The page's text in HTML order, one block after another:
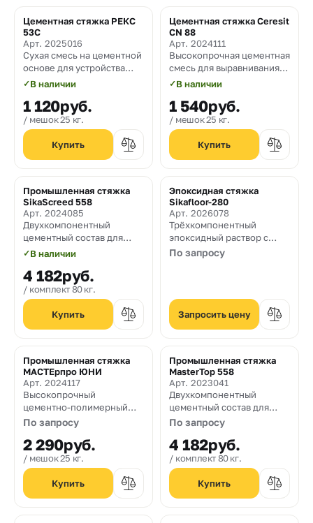
Контакты
8
800
550-
03-
sales@mpkm.org
Цементная стяжка РЕКС
53С
Арт. 2025016
Сухая смесь на цементной
основе для устройства
базовых толстостенных
✓В наличии
1 120руб.
мешок 25 кг.
Цементная стяжка Ceresit
CN 88
Арт. 2024111
Высокопрочная цементная
смесь для выравнивания
пола и изготовления
✓В наличии
1 540руб.
мешок 25 кг.
Промышленная стяжка
SikaScreed 558​
Арт. 2024085
Двухкомпонентный
цементный состав для
устройства
высокопрочных стяжек
толщиной и финишных
бетонных покрытий ​ ​
✓В наличии
4 182руб.
комплект 80 кг.
Эпоксидная стяжка
Sikafloor-280
Арт. 2026078
Трёхкомпонентный
эпоксидный раствор с
кварцевым песком для
По запросу
Запросить цену
Промышленная стяжка
МАСТЕрпро ЮНИ
Арт. 2024117
Высокопрочный
цементно-полимерный
наливной промышленный
По запросу
2 290руб.
мешок 25 кг.
Промышленная стяжка ​​​​​​​​​
MasterTop 558​
Арт. 2023041
Двухкомпонентный
цементный состав для
устройства
высокопрочных стяжек
толщиной и финишных
бетонных покрытий ​ ​
По запросу
4 182руб.
комплект 80 кг.